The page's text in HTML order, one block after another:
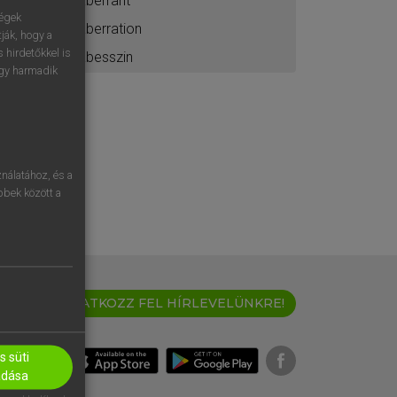
aberration
abesszin
IRATKOZZ FEL HÍRLEVELÜNKRE!
hogy a
hirdetőkkel is
harmadik
és a
között a
süti